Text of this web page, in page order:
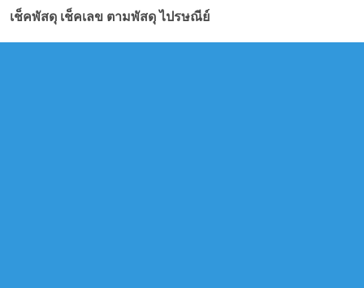
เช็คพัสดุ เช็คเลข ตามพัสดุ ไปรษณีย์